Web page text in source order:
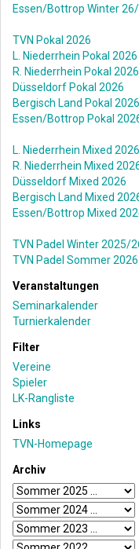
Essen/Bottrop Winter
TVN Pokal 2026
L. Niederrhein Pokal 2026
R. Niederrhein Pokal 2026
Düsseldorf Pokal 2026
Bergisch Land Pokal 2026
Essen/Bottrop Pokal
L. Niederrhein Mixed 2026
R. Niederrhein Mixed
Düsseldorf Mixed 2026
Bergisch Land Mixed
Essen/Bottrop Mixed
TVN Padel Winter 2025/
TVN Padel Sommer 2026
Veranstaltungen
Seminarkalender
Turnierkalender
Filter
Vereine
Spieler
LK-Rangliste
Links
TVN-Homepage
Archiv